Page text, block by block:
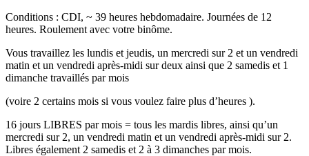
Conditions : CDI, ~ 39 heures hebdomadaire. Journées de 12
heures. Roulement avec votre binôme.
Vous travaillez les lundis et jeudis, un mercredi sur 2 et un vendredi
matin et un vendredi après-midi sur deux ainsi que 2 samedis et 1
dimanche travaillés par mois
(voire 2 certains mois si vous voulez faire plus d’heures ).
16 jours LIBRES par mois = tous les mardis libres, ainsi qu’un
mercredi sur 2, un vendredi matin et un vendredi après-midi sur 2.
Libres également 2 samedis et 2 à 3 dimanches par mois.